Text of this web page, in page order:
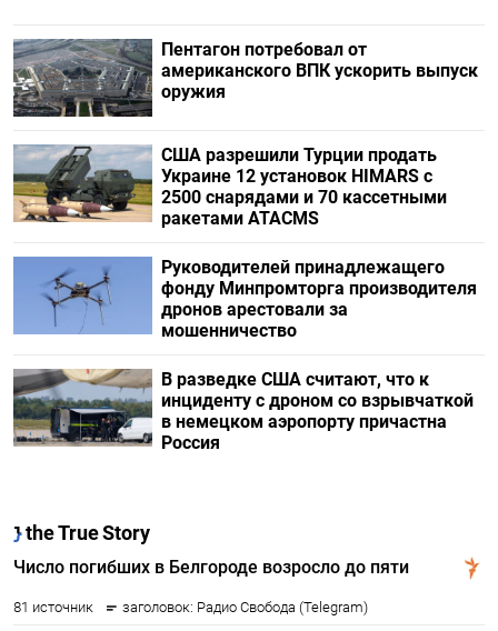
Пентагон потребовал от
американского ВПК ускорить выпуск
оружия
США разрешили Турции продать
Украине 12 установок HIMARS с
2500 снарядами и 70 кассетными
ракетами ATACMS
Руководителей принадлежащего
фонду Минпромторга производителя
дронов арестовали за
мошенничество
В разведке США считают, что к
инциденту с дроном со взрывчаткой
в немецком аэропорту причастна
Россия